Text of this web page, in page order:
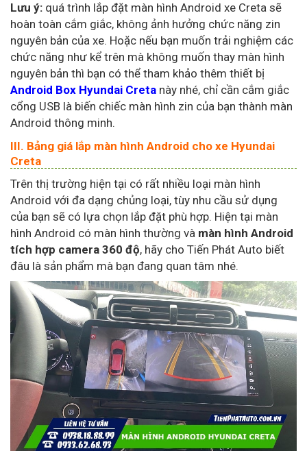
Lưu ý: quá trình lắp đặt màn hình Android xe Creta sẽ
hoàn toàn cắm giắc, không ảnh hưởng chức năng zin
nguyên bản của xe. Hoặc nếu bạn muốn trải nghiệm các
chức năng như kể trên mà không muốn thay màn hình
nguyên bản thì bạn có thể tham khảo thêm thiết bị
Android Box Hyundai Creta này nhé, chỉ cần cắm giắc
cổng USB là biến chiếc màn hình zin của bạn thành màn
Android thông minh.
III. Bảng giá lắp màn hình Android cho xe Hyundai
Creta
Trên thị trường hiện tại có rất nhiều loại màn hình
Android với đa dạng chủng loại, tùy nhu cầu sử dụng
của bạn sẽ có lựa chọn lắp đặt phù hợp. Hiện tại màn
hình Android có màn hình thường và màn hình Android
tích hợp camera 360 độ, hãy cho Tiến Phát Auto biết
đâu là sản phẩm mà bạn đang quan tâm nhé.